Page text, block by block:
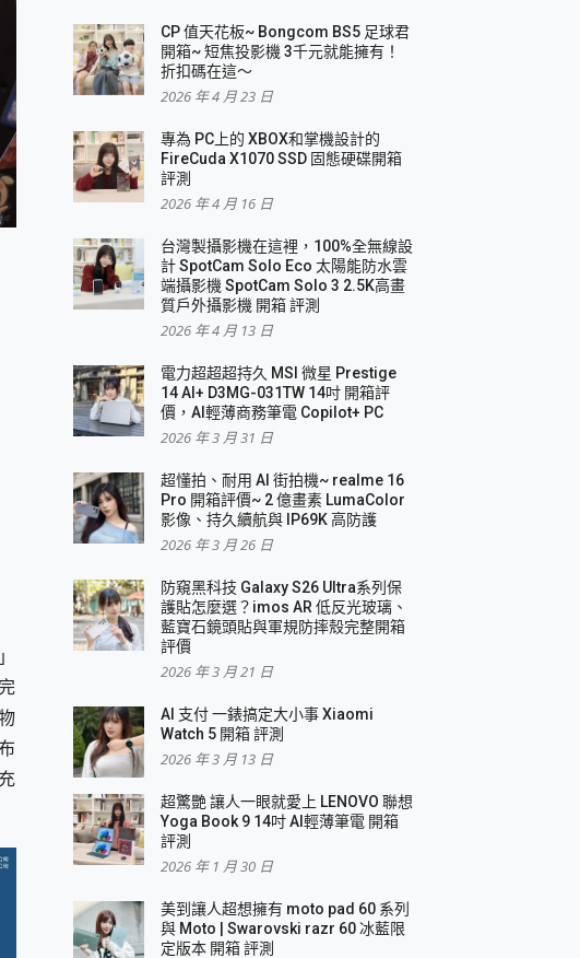
！
分鐘轉寫
亞奇雷挑戰任務抽 PS5！
動電源 開箱 評測
的安全性與強大供電效能
薄商用智慧聯網螢幕 開箱 評測
樂全都要！
M3 3 in 1可攜摺疊無線充電器 開箱 評測
通話也很優質
人聲推薦
門也可以到處走
型充電站 開箱 評測
業界最好的資料救援軟體
開箱 評測
最好玩的美拍神機 vivo V30 Pro
開箱 評測
是這麼簡單
CP 值天花板~ Bongcom BS5 足球君
開箱~ 短焦投影機 3千元就能擁有！
折扣碼在這～
2026 年 4 月 23 日
專為 PC上的 XBOX和掌機設計的
FireCuda X1070 SSD 固態硬碟開箱
評測
2026 年 4 月 16 日
台灣製攝影機在這裡，100%全無線設
計 SpotCam Solo Eco 太陽能防水雲
端攝影機 SpotCam Solo 3 2.5K高畫
質戶外攝影機 開箱 評測
2026 年 4 月 13 日
電力超超超持久 MSI 微星 Prestige
14 AI+ D3MG-031TW 14吋 開箱評
價，AI輕薄商務筆電 Copilot+ PC
2026 年 3 月 31 日
超懂拍、耐用 AI 街拍機~ realme 16
Pro 開箱評價~ 2 億畫素 LumaColor
影像、持久續航與 IP69K 高防護
2026 年 3 月 26 日
防窺黑科技 Galaxy S26 Ultra系列保
護貼怎麼選？imos AR 低反光玻璃、
藍寶石鏡頭貼與軍規防摔殼完整開箱
評價
2026 年 3 月 21 日
AI 支付 一錶搞定大小事 Xiaomi
Watch 5 開箱 評測
2026 年 3 月 13 日
超驚艷 讓人一眼就愛上 LENOVO 聯想
Yoga Book 9 14吋 AI輕薄筆電 開箱
評測
2026 年 1 月 30 日
美到讓人超想擁有 moto pad 60 系列
與 Moto | Swarovski razr 60 冰藍限
定版本 開箱 評測